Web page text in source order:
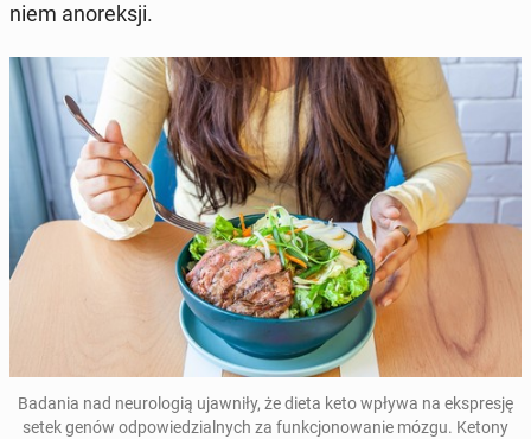
niem ano­rek­sji.
Badania nad neu­ro­lo­gią ujaw­ni­ły, że dieta keto wpływa na eks­pre­sję
setek genów od­po­wie­dzial­nych za funk­cjo­no­wa­nie mózgu. Ketony